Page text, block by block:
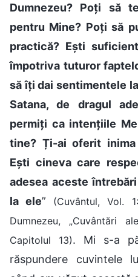
Dumnezeu? Poți să
pentru Mine? Poți să
practică? Ești
împotriva tuturor
să îți dai sentimentele
Satana, de dragul
permiți ca intențiile
tine? Ți-ai oferit
Ești cineva care
adesea aceste
la ele” (Cuvântul, Vol.
Dumnezeu, „Cuvântări
Capitolul 13). Mi s-a
răspundere cuvintele